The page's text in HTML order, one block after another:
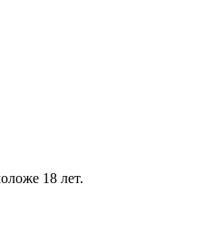
18 лет.